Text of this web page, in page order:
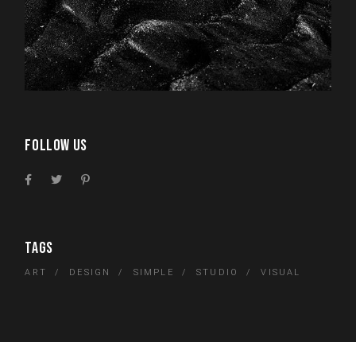
FOLLOW US
TAGS
ART DESIGN SIMPLE STUDIO VISUAL